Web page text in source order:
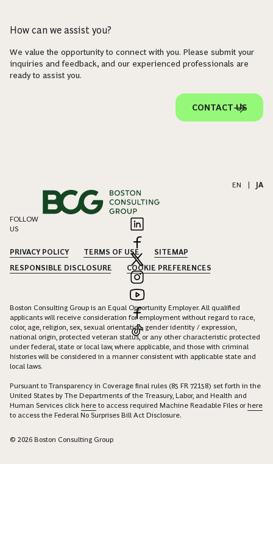
How can we assist you?
We value the opportunity to connect with you. Please submit your
inquiries and feedback, and our experienced professionals are
ready to assist you.
CONTACT US
EN | JA
FOLLOW
US
PRIVACY POLICY TERMS OF USE
SITEMAP
RESPONSIBLE DISCLOSURE
COOKIE PREFERENCES
Boston Consulting Group is an Equal Opportunity Employer. All qualified
applicants will receive consideration for employment without regard to race,
color, age, religion, sex, sexual orientation, gender identity / expression,
national origin, protected veteran status, or any other characteristic protected
under federal, state or local law, where applicable, and those with criminal
histories will be considered in a manner consistent with applicable state and
local laws.
Pursuant to Transparency in Coverage final rules (85 FR 72158) set forth in the
United States by The Departments of the Treasury, Labor, and Health and
Human Services click here to access required Machine Readable Files orhere
to access the Federal No Surprises Bill Act Disclosure.
© 2026 Boston Consulting Group